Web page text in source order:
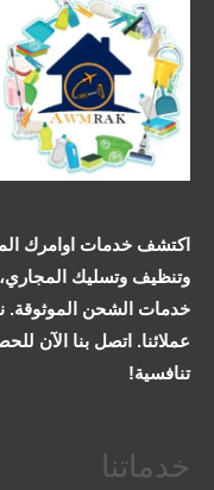
اكتشف خدمات اوامرك
وتنظيف وتسليك المجاري،
خدمات الشحن الموثوقة.
عملائنا. اتصل بنا الآن
تنافسية!
خدماتنا